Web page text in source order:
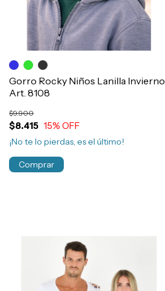
Gorro Rocky Niños Lanilla Invierno
Art. 8108
$8.415
$9.900
15% OFF
¡No te lo pierdas, es el último!
Comprar